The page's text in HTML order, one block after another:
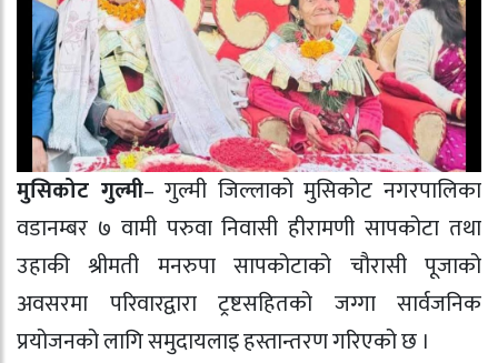
मुसिकोट गुल्मी– गुल्मी जिल्लाको मुसिकोट नगरपालिका
वडानम्बर ७ वामी परुवा निवासी हीरामणी सापकोटा तथा
उहाकी श्रीमती मनरुपा सापकोटाको चौरासी पूजाको
अवसरमा परिवारद्वारा ट्रष्टसहितको जग्गा सार्वजनिक
प्रयोजनको लागि समुदायलाइ हस्तान्तरण गरिएको छ ।